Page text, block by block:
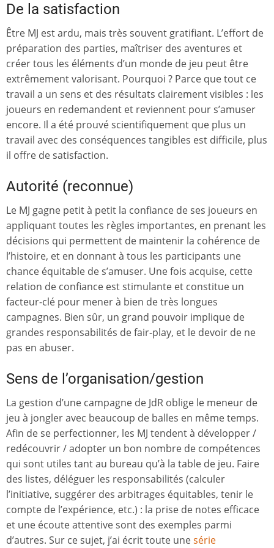
De la satisfaction
Être MJ est ardu, mais très souvent gratifiant. L’effort de
préparation des parties, maîtriser des aventures et
créer tous les éléments d’un monde de jeu peut être
extrêmement valorisant. Pourquoi ? Parce que tout ce
travail a un sens et des résultats clairement visibles : les
joueurs en redemandent et reviennent pour s’amuser
encore. Il a été prouvé scientifiquement que plus un
travail avec des conséquences tangibles est difficile, plus
il offre de satisfaction.
Autorité (reconnue)
Le MJ gagne petit à petit la confiance de ses joueurs en
appliquant toutes les règles importantes, en prenant les
décisions qui permettent de maintenir la cohérence de
l’histoire, et en donnant à tous les participants une
chance équitable de s’amuser. Une fois acquise, cette
relation de confiance est stimulante et constitue un
facteur-clé pour mener à bien de très longues
campagnes. Bien sûr, un grand pouvoir implique de
grandes responsabilités de fair-play, et le devoir de ne
pas en abuser.
Sens de l’organisation/gestion
La gestion d’une campagne de JdR oblige le meneur de
jeu à jongler avec beaucoup de balles en même temps.
Afin de se perfectionner, les MJ tendent à développer /
redécouvrir / adopter un bon nombre de compétences
qui sont utiles tant au bureau qu’à la table de jeu. Faire
des listes, déléguer les responsabilités (calculer
l’initiative, suggérer des arbitrages équitables, tenir le
compte de l’expérience, etc.) : la prise de notes efficace
et une écoute attentive sont des exemples parmi
d’autres. Sur ce sujet, j’ai écrit toute unesérie